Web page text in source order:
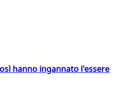
hanno ingannato l'essere